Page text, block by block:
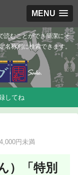
MENU
読むことができ簡潔にそ
名称別に検索できます。
してね
円未満
）「特別